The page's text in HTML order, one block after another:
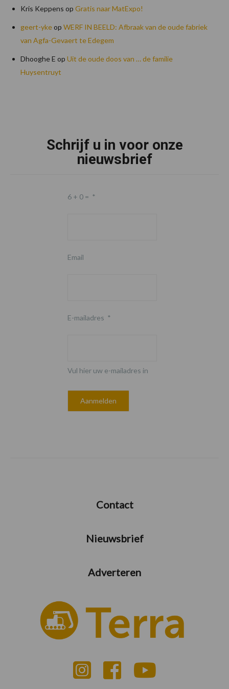
Kris Keppens op Gratis naar MatExpo!
geert-ykeop WERF IN BEELD: Afbraak van de oude fabriek
van Agfa-Gevaert te Edegem
Dhooghe E op Uit de oude doos van … de familie
Huysentruyt
FooterSchrijf u in voor onze
nieuwsbrief
6 + 0 = *
Email
E-mailadres *
Vul hier uw e-mailadres in
Contact
Nieuwsbrief
Adverteren